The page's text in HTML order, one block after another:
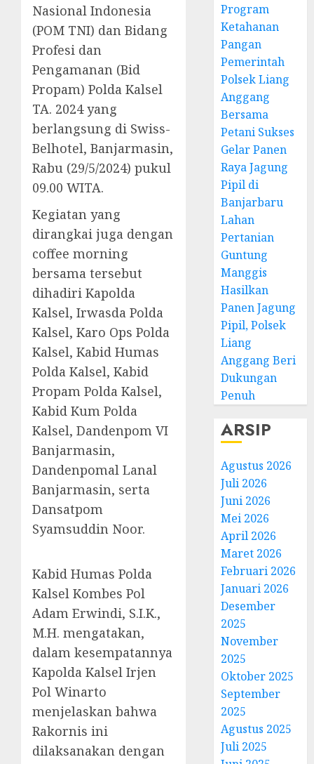
Nasional Indonesia
(POM TNI) dan Bidang
Profesi dan
Pengamanan (Bid
Propam) Polda Kalsel
TA. 2024 yang
berlangsung di Swiss-
Belhotel, Banjarmasin,
Rabu (29/5/2024) pukul
09.00 WITA.
Kegiatan yang
dirangkai juga dengan
coffee morning
bersama tersebut
dihadiri Kapolda
Kalsel, Irwasda Polda
Kalsel, Karo Ops Polda
Kalsel, Kabid Humas
Polda Kalsel, Kabid
Propam Polda Kalsel,
Kabid Kum Polda
Kalsel, Dandenpom VI
Banjarmasin,
Dandenpomal Lanal
Banjarmasin, serta
Dansatpom
Syamsuddin Noor.
Kabid Humas Polda
Kalsel Kombes Pol
Adam Erwindi, S.I.K.,
M.H. mengatakan,
dalam kesempatannya
Kapolda Kalsel Irjen
Pol Winarto
menjelaskan bahwa
Rakornis ini
dilaksanakan dengan
Program
Ketahanan
Pangan
Pemerintah
Polsek Liang
Anggang
Bersama
Petani Sukses
Gelar Panen
Raya Jagung
Pipil di
Banjarbaru
Lahan
Pertanian
Guntung
Manggis
Hasilkan
Panen Jagung
Pipil, Polsek
Liang
Anggang Beri
Dukungan
Penuh
ARSIP
Agustus 2026
Juli 2026
Juni 2026
Mei 2026
April 2026
Maret 2026
Februari 2026
Januari 2026
Desember
2025
November
2025
Oktober 2025
September
2025
Agustus 2025
Juli 2025